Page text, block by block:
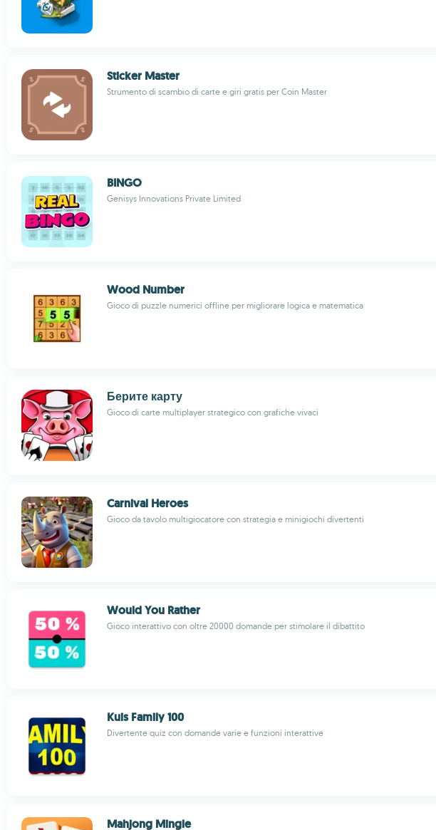
Sticker Master
Strumento di scambio di carte e giri gratis per Coin Master
BINGO
Genisys Innovations Private Limited
Wood Number
Gioco di puzzle numerici offline per migliorare logica e matematica
Берите карту
Gioco di carte multiplayer strategico con grafiche vivaci
Carnival Heroes
Gioco da tavolo multigiocatore con strategia e minigiochi divertenti
Would You Rather
Gioco interattivo con oltre 20000 domande per stimolare il dibattito
Kuis Family 100
Divertente quiz con domande varie e funzioni interattive
Mahjong Mingle